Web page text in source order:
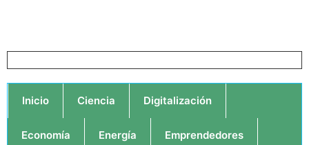
Inicio Ciencia Digitalización
Economía Energía Emprendedores